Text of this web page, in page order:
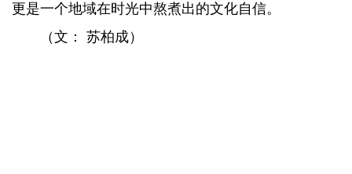
更是一个地域在时光中熬煮出的文化自信。
（文： 苏柏成）